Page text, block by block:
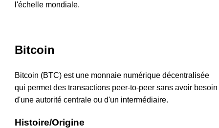
l'échelle mondiale.
Bitcoin
Bitcoin (BTC) est une monnaie numérique décentralisée
qui permet des transactions peer-to-peer sans avoir besoin
d'une autorité centrale ou d'un intermédiaire.
Histoire/Origine